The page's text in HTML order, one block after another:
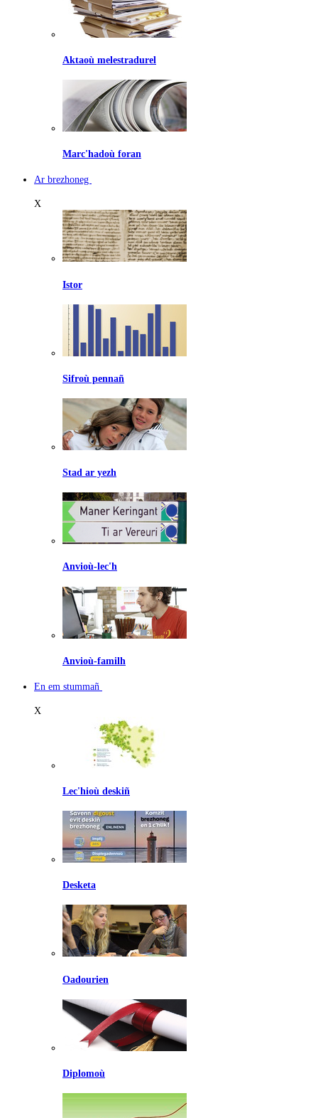
Aktaoù melestradurel
Marc'hadoù foran
Ar brezhoneg
X
Istor
Sifroù pennañ
Stad ar yezh
Anvioù-lec'h
Anvioù-familh
En em stummañ
X
Lec'hioù deskiñ
Desketa
Oadourien
Diplomoù